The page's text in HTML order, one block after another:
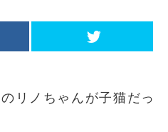
リノちゃんが子猫だっ